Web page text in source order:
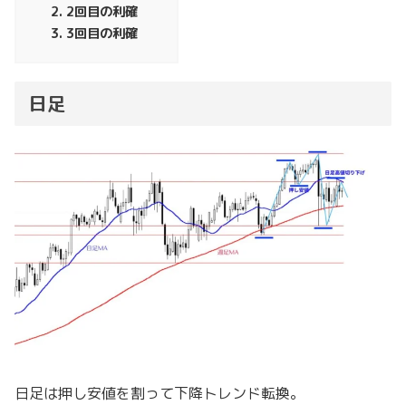
2回目の利確
3回目の利確
日足
日足は押し安値を割って下降トレンド転換。